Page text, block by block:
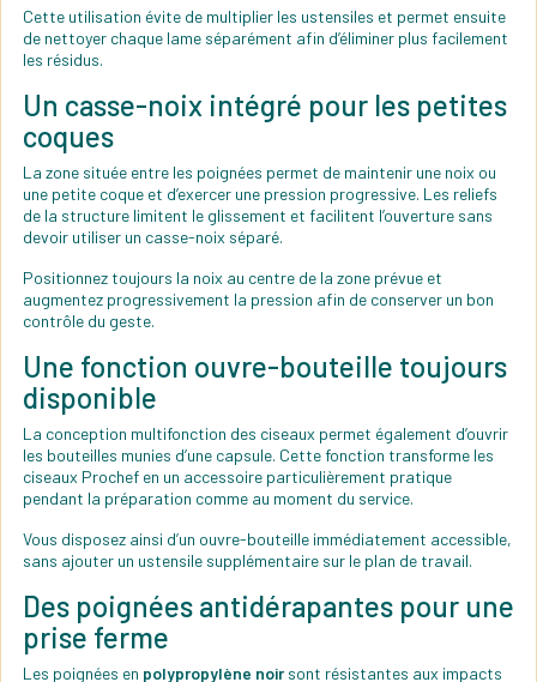
Cette utilisation évite de multiplier les ustensiles et permet ensuite
de nettoyer chaque lame séparément afin d’éliminer plus facilement
les résidus.
Un casse-noix intégré pour les petites
coques
La zone située entre les poignées permet de maintenir une noix ou
une petite coque et d’exercer une pression progressive. Les reliefs
de la structure limitent le glissement et facilitent l’ouverture sans
devoir utiliser un casse-noix séparé.
Positionnez toujours la noix au centre de la zone prévue et
augmentez progressivement la pression afin de conserver un bon
contrôle du geste.
Une fonction ouvre-bouteille toujours
disponible
La conception multifonction des ciseaux permet également d’ouvrir
les bouteilles munies d’une capsule. Cette fonction transforme les
ciseaux Prochef en un accessoire particulièrement pratique
pendant la préparation comme au moment du service.
Vous disposez ainsi d’un ouvre-bouteille immédiatement accessible,
sans ajouter un ustensile supplémentaire sur le plan de travail.
Des poignées antidérapantes pour une
prise ferme
Les poignées en polypropylène noirsont résistantes aux impacts